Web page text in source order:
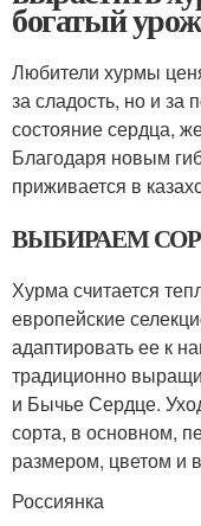
богатый
Любители хурмы
за сладость, но и за
состояние сердца,
Благодаря новым
приживается в
ВЫБИРАЕМ
Хурма считается
европейские
адаптировать ее к
традиционно
и Бычье Сердце.
сорта, в основном,
размером, цветом и
Россиянка